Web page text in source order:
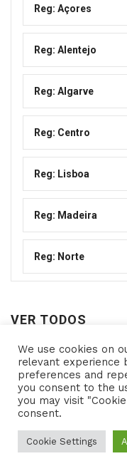
Reg: Açores
Reg: Alentejo
Reg: Algarve
Reg: Centro
Reg: Lisboa
Reg: Madeira
Reg: Norte
VER TODOS
Ver
todos
reserved
We use cookies on
relevant experience
preferences and
you consent to the
you may visit
consent.
Cookie Settings